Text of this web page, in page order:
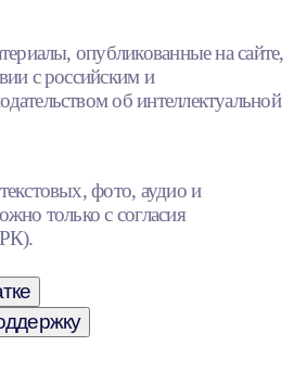
опубликованные на сайте,
с российским и
об интеллектуальной
фото, аудио и
только с согласия